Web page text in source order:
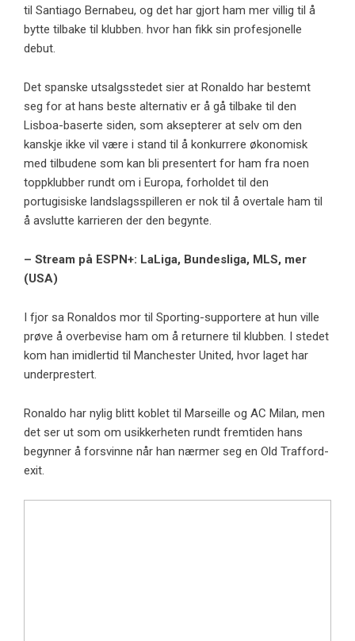
til Santiago Bernabeu, og det har gjort ham mer villig til å
bytte tilbake til klubben. hvor han fikk sin profesjonelle
debut.
Det spanske utsalgsstedet sier at Ronaldo har bestemt
seg for at hans beste alternativ er å gå tilbake til den
Lisboa-baserte siden, som aksepterer at selv om den
kanskje ikke vil være i stand til å konkurrere økonomisk
med tilbudene som kan bli presentert for ham fra noen
toppklubber rundt om i Europa, forholdet til den
portugisiske landslagsspilleren er nok til å overtale ham til
å avslutte karrieren der den begynte.
– Stream på ESPN+: LaLiga, Bundesliga, MLS, mer
(USA)
I fjor sa Ronaldos mor til Sporting-supportere at hun ville
prøve å overbevise ham om å returnere til klubben. I stedet
kom han imidlertid til Manchester United, hvor laget har
underprestert.
Ronaldo har nylig blitt koblet til Marseille og AC Milan, men
det ser ut som om usikkerheten rundt fremtiden hans
begynner å forsvinne når han nærmer seg en Old Trafford-
exit.